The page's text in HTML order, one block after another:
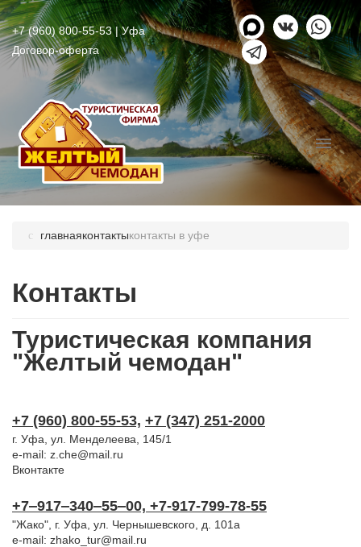
+7 (960) 800-55-53| Уфа
Договор-оферта
главнаяконтактыконтакты в уфе
Контакты
Туристическая компания
"Желтый чемодан"
+7 (960) 800-55-53, +7 (347) 251-2000
г. Уфа, ул. Менделеева, 145/1
e-mail: z.che@mail.ru
Вконтакте
+7‒917‒340‒55‒00, +7-917-799-78-55
"Жако", г. Уфа, ул. Чернышевского, д. 101а
e-mail: zhako_tur@mail.ru